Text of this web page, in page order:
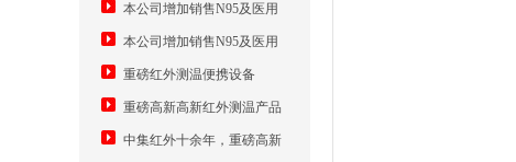
11880000元
本公司增加销售N95及医用
口罩机，安检机送口罩
本公司增加销售N95及医用
口罩机重磅红外测温便携设备
重磅高新高新红外测温产品
中集红外十余年，重磅高新